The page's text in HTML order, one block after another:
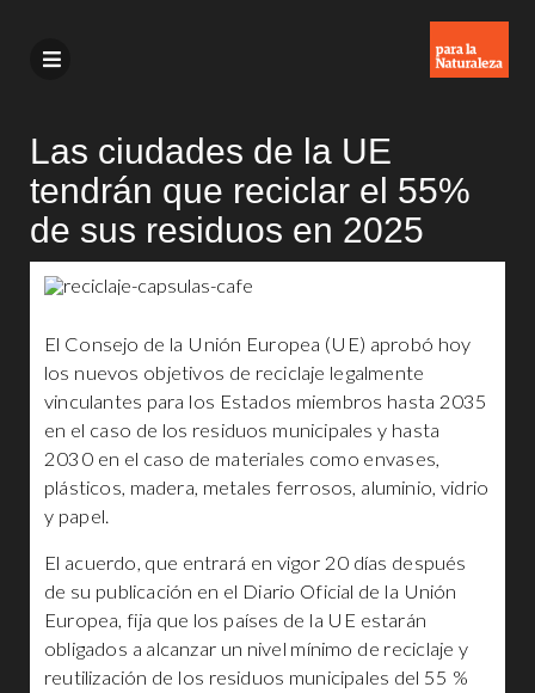
Las ciudades de la UE
tendrán que reciclar el 55%
de sus residuos en 2025
El Consejo de la Unión Europea (UE) aprobó hoy
los nuevos objetivos de reciclaje legalmente
vinculantes para los Estados miembros hasta 2035
en el caso de los residuos municipales y hasta
2030 en el caso de materiales como envases,
plásticos, madera, metales ferrosos, aluminio, vidrio
y papel.
El acuerdo, que entrará en vigor 20 días después
de su publicación en el Diario Oficial de la Unión
Europea, fija que los países de la UE estarán
obligados a alcanzar un nivel mínimo de reciclaje y
reutilización de los residuos municipales del 55 %